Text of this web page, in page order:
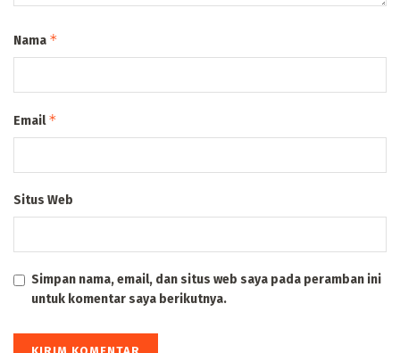
Nama *
Email*
Situs Web
Simpan nama, email, dan situs web saya pada peramban ini
untuk komentar saya berikutnya.